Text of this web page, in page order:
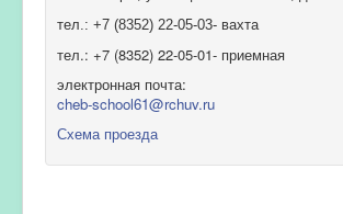
тел.: +7 (8352) 22-05-03- вахта
тел.: +7 (8352) 22-05-01- приемная
электронная почта:
cheb-school61@rchuv.ru
Схема проезда